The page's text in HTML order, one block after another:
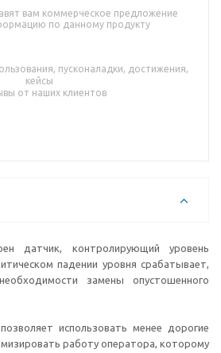
вам коммерческое предложение
по данному продукту
пусконаладки, достижения,
кейсы
от наших клиентов
датчик, контролирующий уровень
падении уровня срабатывает,
замены опустошенного
использовать менее дорогие
работу оператора, которому